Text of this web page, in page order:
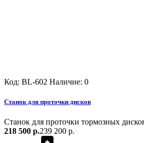
Код: BL-602 Наличие: 0
Станок для проточки дисков
Станок для проточки тормозных
218 500 р.239 200 р.